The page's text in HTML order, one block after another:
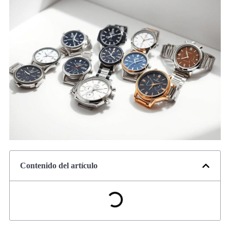
Contenido del artículo